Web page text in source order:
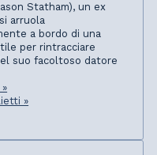
Statham), un ex
arruola
a bordo di una
per rintracciare
suo facoltoso datore
»